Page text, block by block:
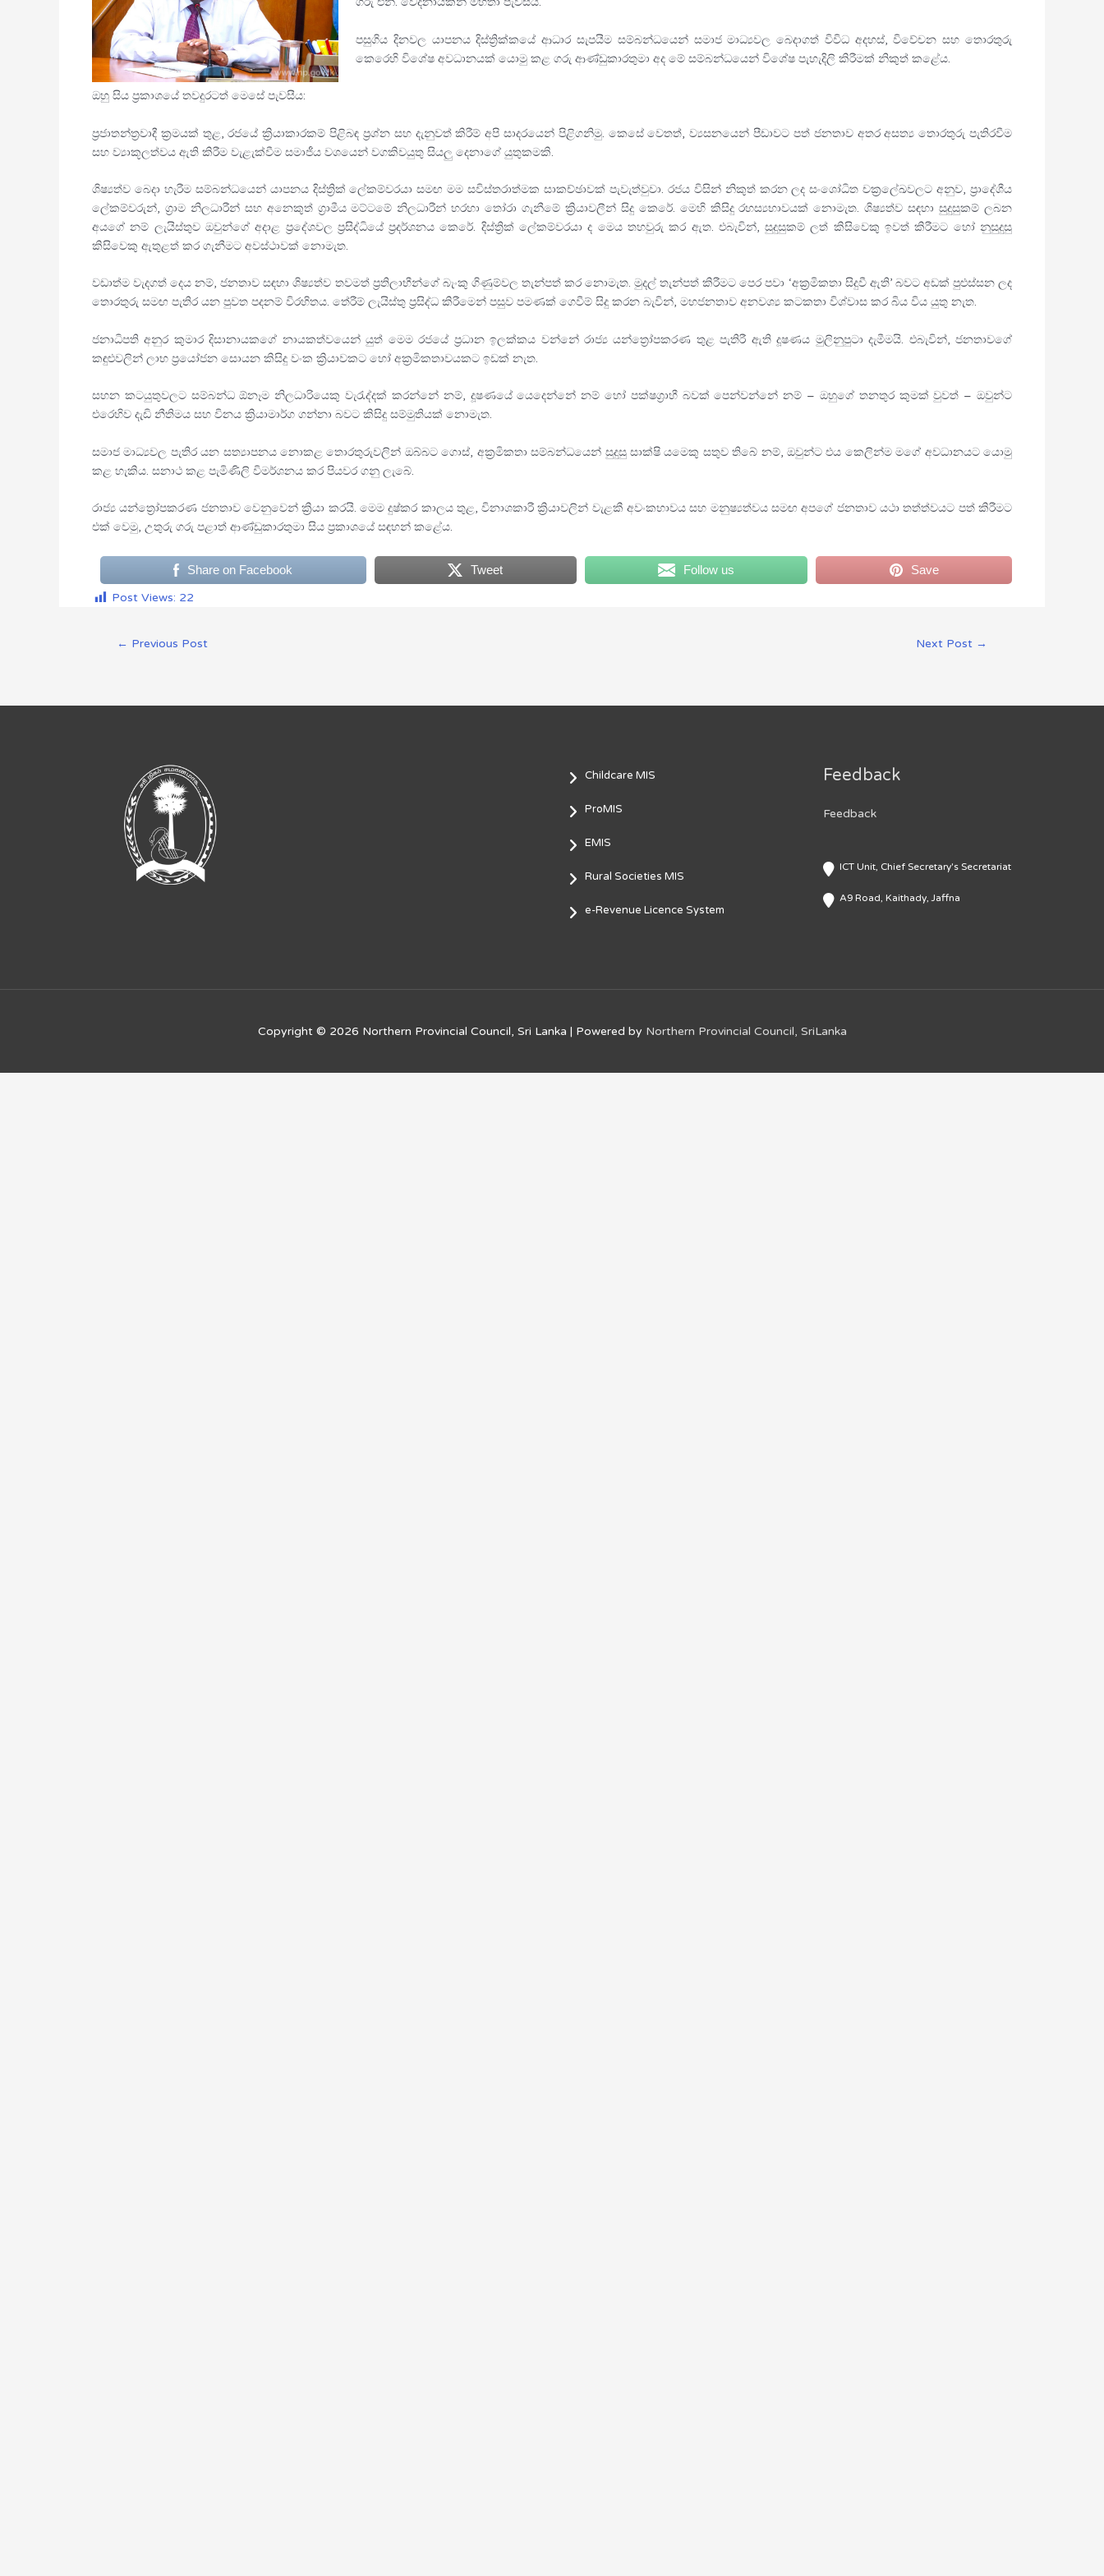
පසුගිය දිනවල යාපනය දිස්ත්‍රික්කයේ ආධාර සැපයීම සම්බන්ධයෙන් සමාජ මාධ්‍යවල බෙදාගත් විවිධ අදහස්, විවේචන සහ තොරතුරු
කෙරෙහි විශේෂ අවධානයක් යොමු කළ ගරු ආණ්ඩුකාරතුමා අද මේ සම්බන්ධයෙන් විශේෂ පැහැදිලි කිරීමක් නිකුත් කළේය.
ඔහු සිය ප්‍රකාශයේ තවදුරටත් මෙසේ පැවසීය:
ප්‍රජාතන්ත්‍රවාදී ක්‍රමයක් තුළ, රජයේ ක්‍රියාකාරකම් පිළිබඳ ප්‍රශ්න සහ දැනුවත් කිරීම් අපි සාදරයෙන් පිළිගනිමු. කෙසේ වෙතත්, ව්‍යසනයෙන් පීඩාවට පත් ජනතාව අතර අසත්‍ය තොරතුරු පැතිරවීම
සහ ව්‍යාකූලත්වය ඇති කිරීම වැළැක්වීම සමාජීය වශයෙන් වගකිවයුතු සියලු දෙනාගේ යුතුකමකි.
ශිෂ්‍යත්ව බෙදා හැරීම සම්බන්ධයෙන් යාපනය දිස්ත්‍රික් ලේකම්වරයා සමඟ මම සවිස්තරාත්මක සාකච්ඡාවක් පැවැත්වුවා. රජය විසින් නිකුත් කරන ලද සංශෝධිත චක්‍රලේඛවලට අනුව, ප්‍රාදේශීය
ලේකම්වරුන්, ග්‍රාම නිලධාරීන් සහ අනෙකුත් ග්‍රාමීය මට්ටමේ නිලධාරීන් හරහා තෝරා ගැනීමේ ක්‍රියාවලීන් සිදු කෙරේ. මෙහි කිසිදු රහස්‍යභාවයක් නොමැත. ශිෂ්‍යත්ව සඳහා සුදුසුකම් ලබන
අයගේ නම් ලැයිස්තුව ඔවුන්ගේ අදාළ ප්‍රදේශවල ප්‍රසිද්ධියේ ප්‍රදර්ශනය කෙරේ. දිස්ත්‍රික් ලේකම්වරයා ද මෙය තහවුරු කර ඇත. එබැවින්, සුදුසුකම් ලත් කිසිවෙකු ඉවත් කිරීමට හෝ නුසුදුසු
කිසිවෙකු ඇතුළත් කර ගැනීමට අවස්ථාවක් නොමැත.
වඩාත්ම වැදගත් දෙය නම්, ජනතාව සඳහා ශිෂ්‍යත්ව තවමත් ප්‍රතිලාභීන්ගේ බැංකු ගිණුම්වල තැන්පත් කර නොමැත. මුදල් තැන්පත් කිරීමට පෙර පවා ‘අක්‍රමිකතා සිදුවී ඇති’ බවට අඩක් පුළුස්සන ලද
තොරතුරු සමඟ පැතිර යන පුවත පදනම් විරහිතය. තේරීම් ලැයිස්තු ප්‍රසිද්ධ කිරීමෙන් පසුව පමණක් ගෙවීම් සිදු කරන බැවින්, මහජනතාව අනවශ්‍ය කටකතා විශ්වාස කර බිය විය යුතු නැත.
ජනාධිපති අනුර කුමාර දිසානායකගේ නායකත්වයෙන් යුත් මෙම රජයේ ප්‍රධාන ඉලක්කය වන්නේ රාජ්‍ය යන්ත්‍රෝපකරණ තුළ පැතිරී ඇති දූෂණය මුලිනුපුටා දැමීමයි. එබැවින්, ජනතාවගේ
කඳුළුවලින් ලාභ ප්‍රයෝජන සොයන කිසිදු වංක ක්‍රියාවකට හෝ අක්‍රමිකතාවයකට ඉඩක් නැත.
සහන කටයුතුවලට සම්බන්ධ ඕනෑම නිලධාරියෙකු වැරැද්දක් කරන්නේ නම්, දූෂණයේ යෙදෙන්නේ නම් හෝ පක්ෂග්‍රාහී බවක් පෙන්වන්නේ නම් – ඔහුගේ තනතුර කුමක් වුවත් – ඔවුන්ට
එරෙහිව දැඩි නීතිමය සහ විනය ක්‍රියාමාර්ග ගන්නා බවට කිසිදු සම්මුතියක් නොමැත.
සමාජ මාධ්‍යවල පැතිර යන සත්‍යාපනය නොකළ තොරතුරුවලින් ඔබ්බට ගොස්, අක්‍රමිකතා සම්බන්ධයෙන් සුදුසු සාක්ෂි යමෙකු සතුව තිබේ නම්, ඔවුන්ට එය කෙලින්ම මගේ අවධානයට යොමු
කළ හැකිය. සනාථ කළ පැමිණිලි විමර්ශනය කර පියවර ගනු ලැබේ.
රාජ්‍ය යන්ත්‍රෝපකරණ ජනතාව වෙනුවෙන් ක්‍රියා කරයි. මෙම දුෂ්කර කාලය තුළ, විනාශකාරී ක්‍රියාවලින් වැළකී අවංකභාවය සහ මනුෂ්‍යත්වය සමඟ අපගේ ජනතාව යථා තත්ත්වයට පත් කිරීමට
එක් වෙමු, උතුරු ගරු පළාත් ආණ්ඩුකාරතුමා සිය ප්‍රකාශයේ සඳහන් කළේය.
Share on Facebook Tweet Follow us
Save
Post Views: 22
← Previous Post Next Post →
Childcare MIS
ProMIS
EMIS
Rural Societies MIS
e-Revenue Licence System
Feedback
Feedback
ICT Unit, Chief Secretary's Secretariat
A9 Road, Kaithady, Jaffna
Copyright © 2026 Northern Provincial Council, Sri Lanka | Powered by Northern Provincial Council, SriLanka